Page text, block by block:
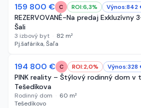
NOVÉ
159 800 € C ROI:6,3% Výnos:842
REZERVOVANÉ-Na predaj
Šali
3 izbový byt · 82 m²
P.j.šafárika, Šaľa
NOVÉ
194 800 € C ROI:2,0% Výnos:328
PINK reality – Štýlový rodinný dom v
Tešedíkova
Rodinný dom · 60 m²
Tešedíkovo